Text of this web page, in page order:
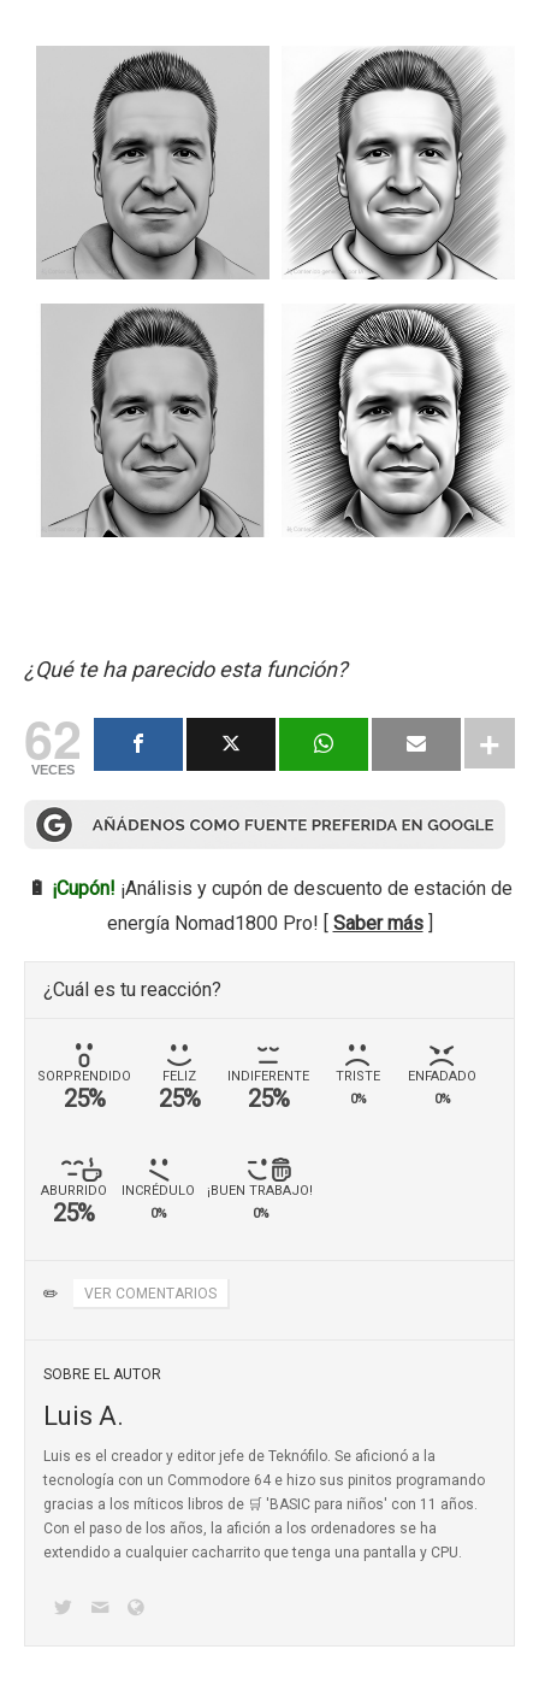
¿Qué te ha parecido esta función?
62
VECES
🔋 ¡Cupón! ¡Análisis y cupón de descuento de estación de
energía Nomad1800 Pro! [ Saber más]
¿Cuál es tu reacción?
SORPRENDIDO
25%
FELIZ
25%
INDIFERENTE
25%
TRISTE
0%
ENFADADO
0%
ABURRIDO
25%
INCRÉDULO
0%
¡BUEN TRABAJO!
0%
✏️ VER COMENTARIOS
SOBRE EL AUTOR
Luis A.
Luis es el creador y editor jefe de Teknófilo. Se aficionó a la
tecnología con un Commodore 64 e hizo sus pinitos programando
gracias a los míticos libros de 🛒 'BASIC para niños' con 11 años.
Con el paso de los años, la afición a los ordenadores se ha
extendido a cualquier cacharrito que tenga una pantalla y CPU.